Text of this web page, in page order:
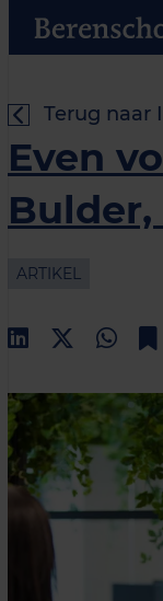
Terug naar
Even
ARTIKEL